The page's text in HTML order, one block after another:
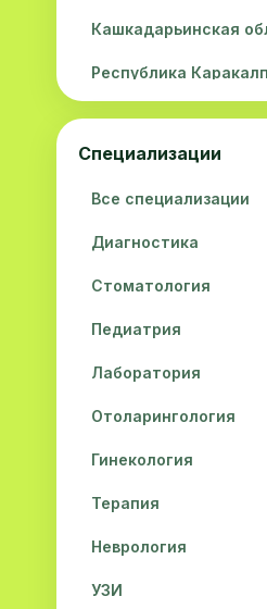
Кашкадарьинская
Республика
Навоийская область
Джизакская область
Сурхандарьинская
Сырдарьинская
Хорезмская область
Специализации
Все специализации
Диагностика
Стоматология
Педиатрия
Лаборатория
Отоларингология
Гинекология
Терапия
Неврология
УЗИ